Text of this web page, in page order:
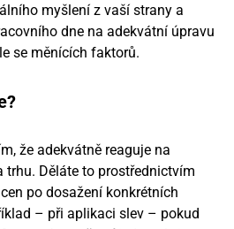
myšlení z vaší strany a
dne na adekvátní úpravu
se měnících faktorů.
že adekvátně reaguje na
trhu. Děláte to prostřednictvím
po dosažení konkrétních
– při aplikaci slev – pokud